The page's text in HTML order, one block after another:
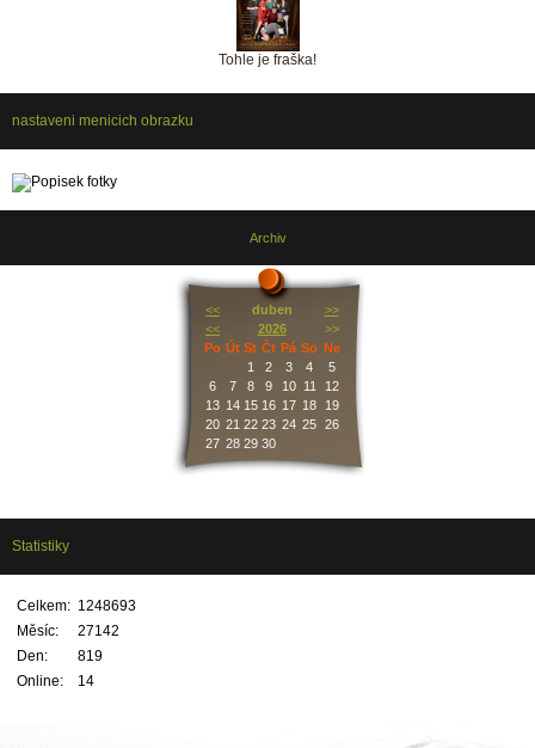
Tohle je fraška!
nastaveni menicich obrazku
Archiv
<< duben
>>
<<
2026
>>
Po Út St Čt Pá So Ne
1
2 3 4
5
6
7 8 9 10 11
12
13 14 15 16 17 18
19
20 21 22 23 24 25 26
27 28 29 30
Statistiky
Online: 14
Celkem: 1248693
Měsíc:
27142
Den:
819